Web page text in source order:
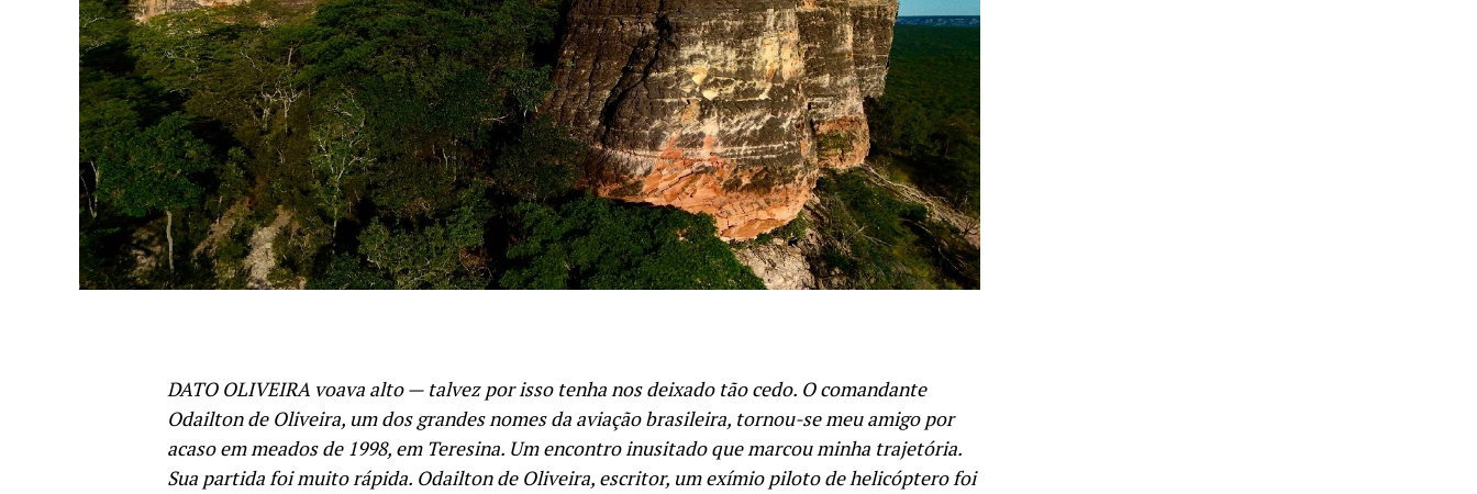
DATO OLIVEIRA voava alto — talvez por isso tenha nos deixado tão cedo. O comandante
Odailton de Oliveira, um dos grandes nomes da aviação brasileira, tornou-se meu amigo por
acaso em meados de 1998, em Teresina. Um encontro inusitado que marcou minha trajetória.
Sua partida foi muito rápida. Odailton de Oliveira, escritor, um exímio piloto de helicóptero foi